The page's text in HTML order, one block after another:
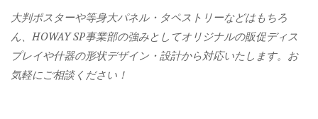
大判ポスターや等身大パネル・タペストリーなどはもちろ
ん、HOWAY SP事業部の強みとしてオリジナルの販促ディス
プレイや什器の形状デザイン・設計から対応いたします。お
気軽にご相談ください！